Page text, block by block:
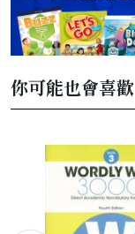
你可能也會喜歡